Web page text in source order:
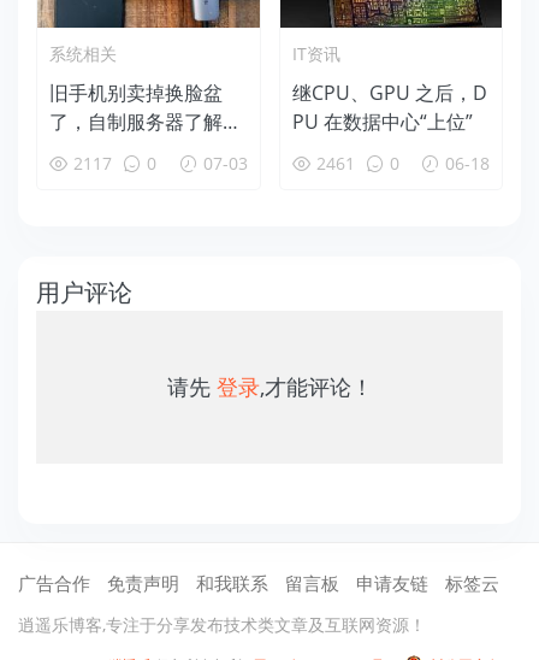
系统相关
旧手机别卖掉换脸盆
了，自制服务器了解一
下！2117 0 07-03
IT资讯
继CPU、GPU 之后，D
PU 在数据中心“上位”
2461 0 06-18
用户评论
请先 登录,才能评论！
广告合作 免责声明 和我联系 留言板 申请友链 标签云
逍遥乐博客,专注于分享发布技术类文章及互联网资源！